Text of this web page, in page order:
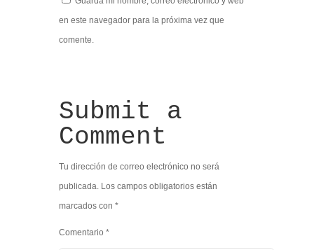
en este navegador para la próxima vez que
comente.
Submit a
Comment
Tu dirección de correo electrónico no será
publicada. Los campos obligatorios están
marcados con *
Comentario *